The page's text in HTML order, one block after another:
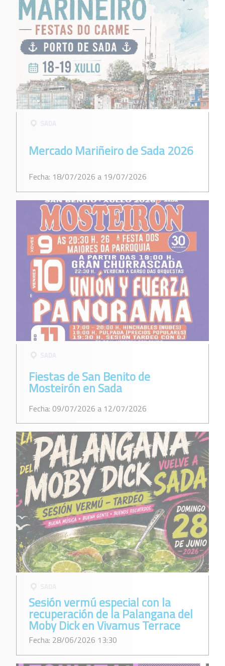
Mercado Mariñeiro de Sada 2026
Fecha: 18/07/2026 a 19/07/2026
Fiestas de San Benito de
Mosteirón en Sada
Fecha: 09/07/2026 a 12/07/2026
Sesión vermú especial con la
recuperación de la Palangana del
Moby Dick en Vivamus Terrace
Fecha: 28/06/2026 13:30